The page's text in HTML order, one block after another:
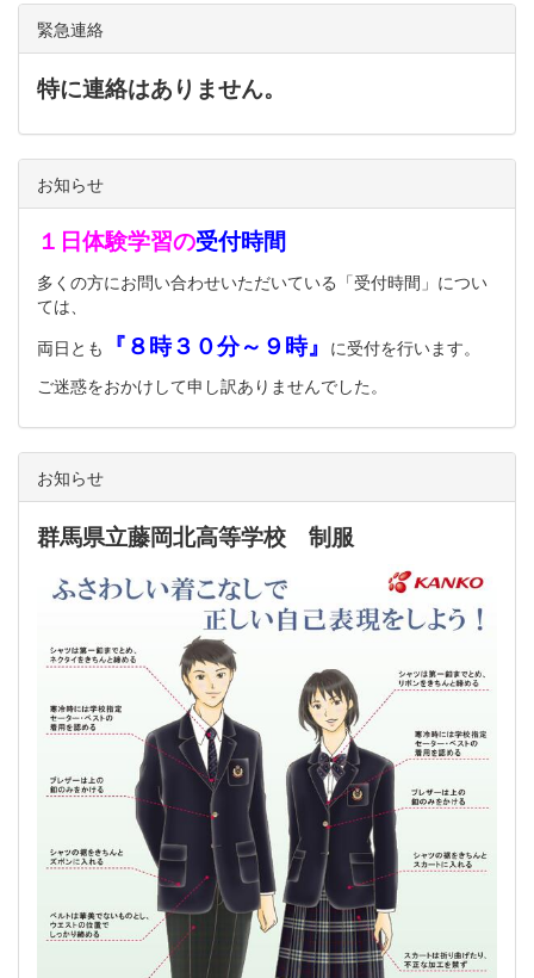
緊急連絡
特に連絡はありません。
お知らせ
１日体験学習の受付時間
多くの方にお問い合わせいただいている「受付時間」につい
ては、
両日とも
『８時３０分～９時』 に受付を行います。
ご迷惑をおかけして申し訳ありませんでした。
お知らせ
群馬県立藤岡北高等学校 制服